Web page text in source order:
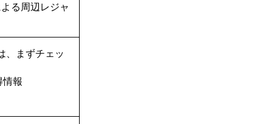
る周辺レジャ
、まずチェッ
情報